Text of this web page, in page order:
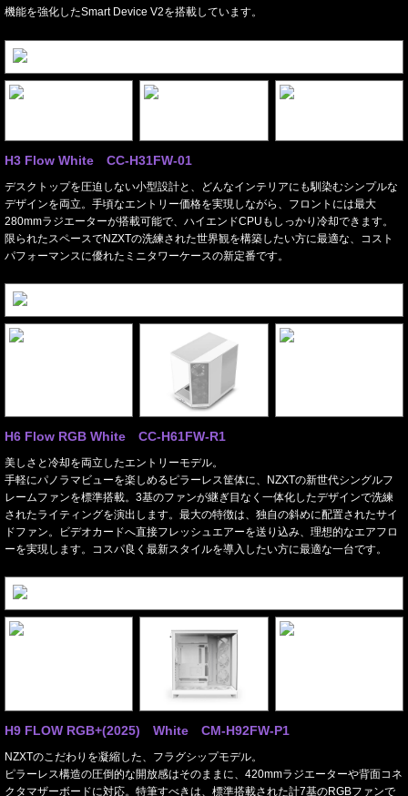
機能を強化したSmart Device V2を搭載しています。
H3 Flow White CC-H31FW-01
デスクトップを圧迫しない小型設計と、どんなインテリアにも馴染むシンプルな
デザインを両立。手頃なエントリー価格を実現しながら、フロントには最大
280mmラジエーターが搭載可能で、ハイエンドCPUもしっかり冷却できます。
限られたスペースでNZXTの洗練された世界観を構築したい方に最適な、コスト
パフォーマンスに優れたミニタワーケースの新定番です。
H6 Flow RGB White CC-H61FW-R1
美しさと冷却を両立したエントリーモデル。
手軽にパノラマビューを楽しめるピラーレス筐体に、NZXTの新世代シングルフ
レームファンを標準搭載。3基のファンが継ぎ目なく一体化したデザインで洗練
されたライティングを演出します。最大の特徴は、独自の斜めに配置されたサイ
ドファン。ビデオカードへ直接フレッシュエアーを送り込み、理想的なエアフロ
ーを実現します。コスパ良く最新スタイルを導入したい方に最適な一台です。
H9 FLOW RGB+(2025) White CM-H92FW-P1
NZXTのこだわりを凝縮した、フラグシップモデル。
ピラーレス構造の圧倒的な開放感はそのままに、420mmラジエーターや背面コネ
クタマザーボードに対応。特筆すべきは、標準搭載された計7基のRGBファンで